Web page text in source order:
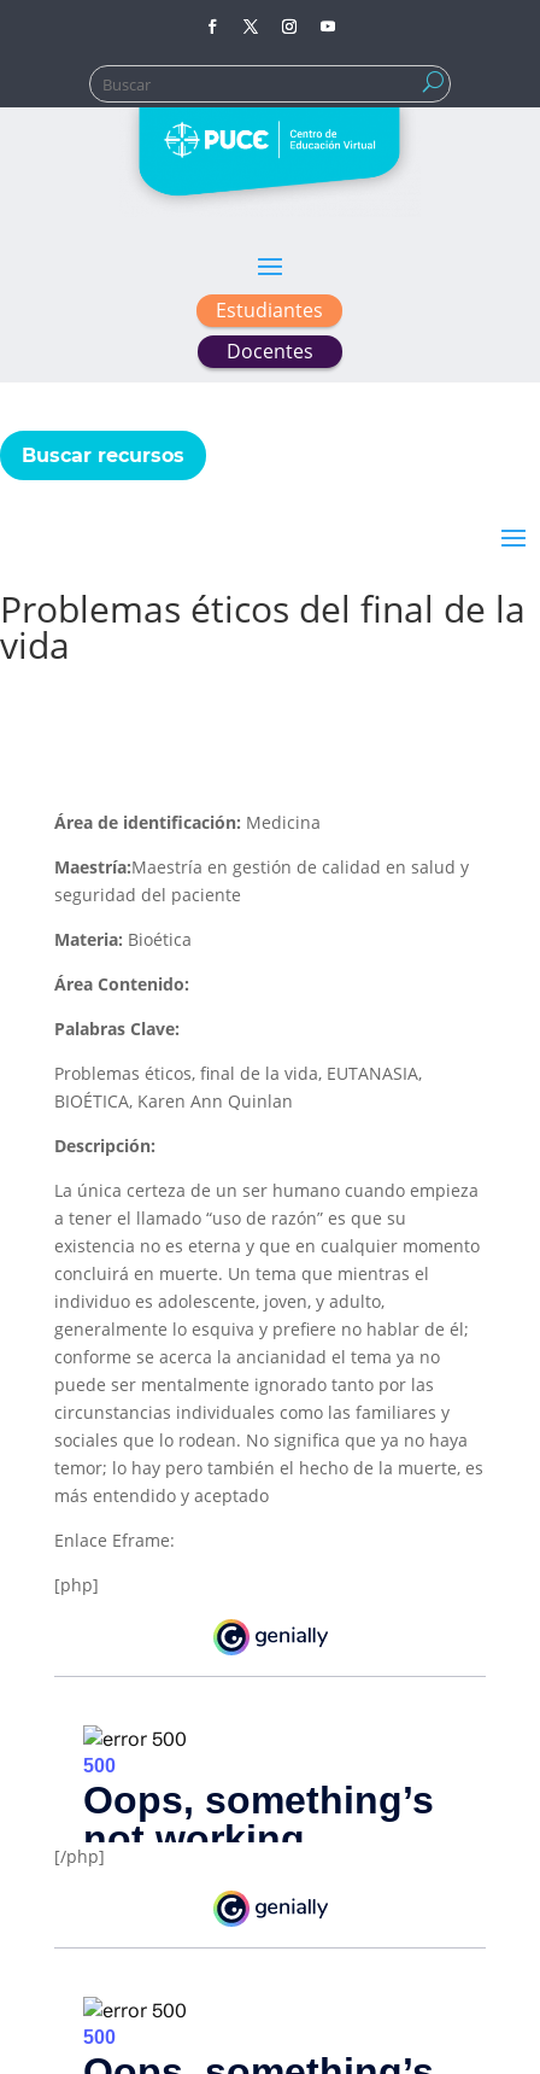
Buscar:
Estudiantes
Docentes
Buscar recursos
Problemas éticos del final de la
vida
Área de identificación: Medicina
Maestría:Maestría en gestión de calidad en salud y
seguridad del paciente
Materia: Bioética
Área Contenido:
Palabras Clave:
Problemas éticos, final de la vida, EUTANASIA,
BIOÉTICA, Karen Ann Quinlan
Descripción:
La única certeza de un ser humano cuando empieza
a tener el llamado “uso de razón” es que su
existencia no es eterna y que en cualquier momento
concluirá en muerte. Un tema que mientras el
individuo es adolescente, joven, y adulto,
generalmente lo esquiva y prefiere no hablar de él;
conforme se acerca la ancianidad el tema ya no
puede ser mentalmente ignorado tanto por las
circunstancias individuales como las familiares y
sociales que lo rodean. No significa que ya no haya
temor; lo hay pero también el hecho de la muerte, es
más entendido y aceptado
Enlace Eframe:
[php]
[/php]